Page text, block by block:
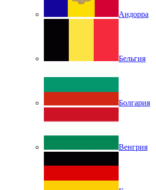
Андорра
Бельгия
Болгария
Венгрия